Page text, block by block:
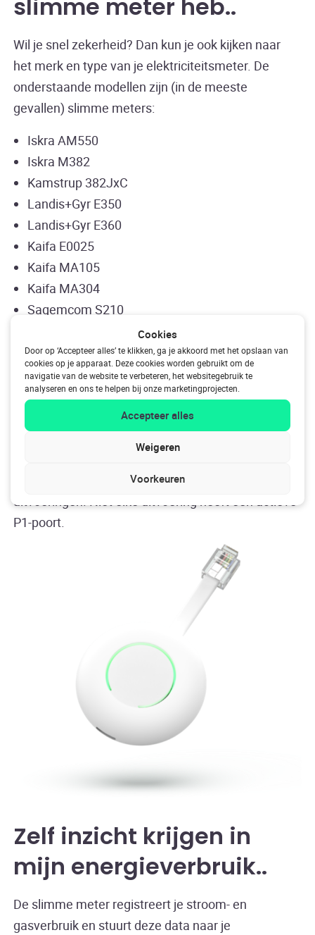
Cookies
Door op ‘Accepteer alles’ te klikken, ga je akkoord met het opslaan van
cookies op je apparaat. Deze cookies worden gebruikt om de
navigatie van de website te verbeteren, het websitegebruik te
analyseren en ons te helpen bij onze marketingprojecten.
Accepteer alles
Weigeren
Voorkeuren
slimme meter heb.
Wil je snel zekerheid? Dan kun je ook kijken naar
het merk en type van je elektriciteitsmeter. De
onderstaande modellen zijn (in de meeste
gevallen) slimme meters:
Iskra AM550
Iskra M382
Kamstrup 382JxC
Landis+Gyr E350
Landis+Gyr E360
Kaifa E0025
Kaifa MA105
Kaifa MA304
Sagemcom S210
Sagemcom XS210
Sagemcom T211
Sagemcom S211
Let op: sommige modellen bestaan in meerdere
uitvoeringen. Niet elke uitvoering heeft een actieve
P1-poort.
Zelf inzicht krijgen in
mijn energieverbruik.
De slimme meter registreert je stroom- en
gasverbruik en stuurt deze data naar je